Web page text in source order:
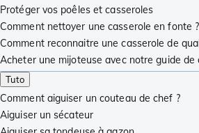
Protéger vos poêles et casseroles
Comment nettoyer une casserole en fonte ?
Comment reconnaitre une casserole de
Acheter une mijoteuse avec notre guide de
Tuto
Comment aiguiser un couteau de chef ?
Aiguiser un sécateur